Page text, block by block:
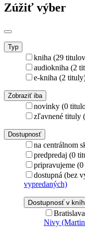
Zúžiť výber
Typ
kniha (29
audiokniha (2
e-kniha (2
Zobraziť iba
novinky (0
zľavnené tituly
Dostupnosť
na centrálnom
predpredaj (0
pripravujeme
dostupná (bez
vypredaných)
Dostupnosť v
Nivy